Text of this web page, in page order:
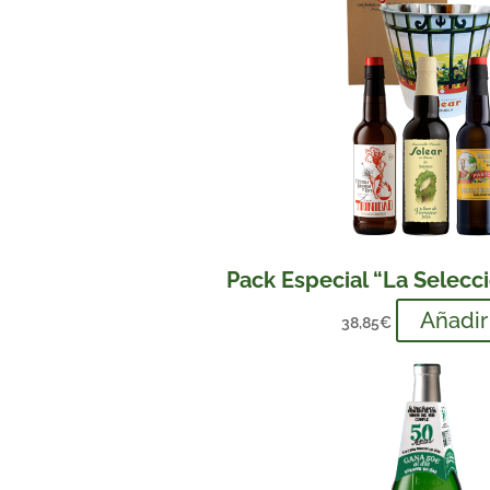
Pack Especial “La
38,85€ Añadir